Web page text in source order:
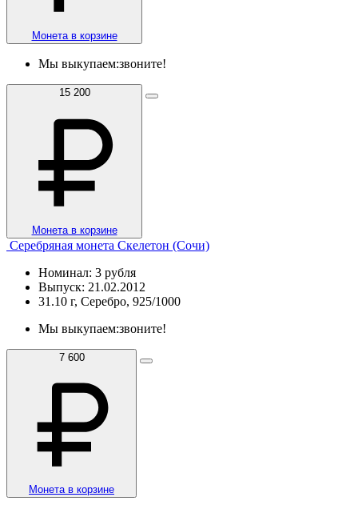
Монета в корзине
Мы выкупаем:звоните!
15 200
Монета в корзине
Серебряная монета Скелетон (Сочи)
Номинал: 3 рубля
Выпуск: 21.02.2012
31.10 г, Серебро, 925/1000
Мы выкупаем:звоните!
7 600
Монета в корзине